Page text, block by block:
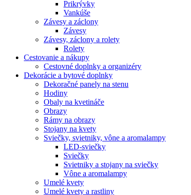
Prikrývky
Vankúše
Závesy a záclony
Závesy
Závesy, záclony a rolety
Rolety
Cestovanie a nákupy
Cestovné doplnky a organizéry
Dekorácie a bytové doplnky
Dekoračné panely na stenu
Hodiny
Obaly na kvetináče
Obrazy
Rámy na obrazy
Stojany na kvety
Sviečky, svietniky, vône a aromalampy
LED-sviečky
Sviečky
Svietniky a stojany na sviečky
Vône a aromalampy
Umelé kvety
Umelé kvety a rastliny